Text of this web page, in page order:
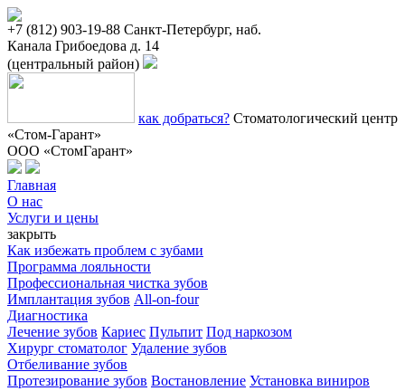
+7 (812) 903-19-88 Санкт-Петербург, наб.
Канала Грибоедова д. 14
(центральный район)
как добраться? Стоматологический центр
«Стом-Гарант»
ООО «СтомГарант»
Главная
О нас
Услуги и цены
закрыть
Как избежать проблем с зубами
Программа лояльности
Профессиональная чистка зубов
Имплантация зубов All-on-four
Диагностика
Лечение зубов Кариес Пульпит Под наркозом
Хирург стоматолог Удаление зубов
Отбеливание зубов
Протезирование зубов Востановление Установка виниров